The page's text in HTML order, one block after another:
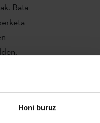
Honi buruz
Bata